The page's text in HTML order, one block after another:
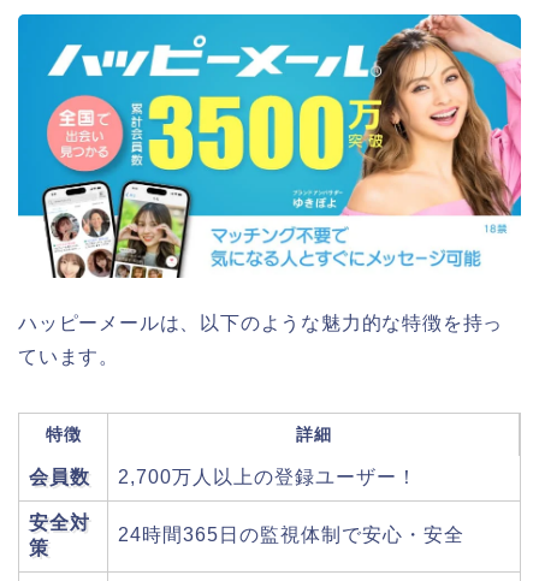
ハッピーメールは、以下のような魅力的な特徴を持っ
ています。
特徴 詳細
会員数 2,700万人以上の登録ユーザー！
安全対
策
24時間365日の監視体制で安心・安全